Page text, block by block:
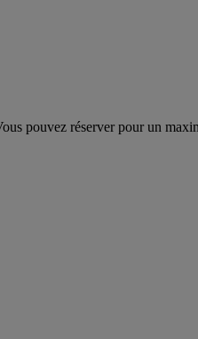
pouvez réserver pour un